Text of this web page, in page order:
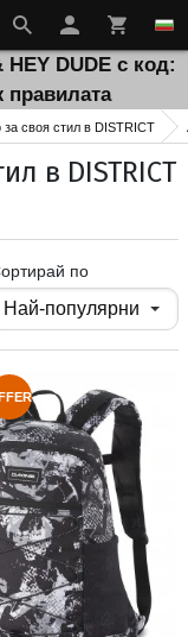
HEY DUDE с код:
правилата
за своя стил в DISTRICT
в DISTRICT
по